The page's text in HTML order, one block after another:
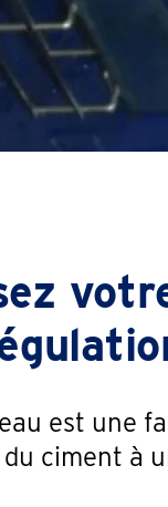
est une
ciment à